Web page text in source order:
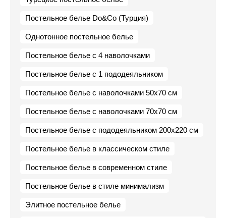
Постельное белье Do&Co (Турция)
Однотонное постельное белье
Постельное белье с 4 наволочками
Постельное белье с 1 пододеяльником
Постельное белье с наволочками 50х70 см
Постельное белье с наволочками 70х70 см
Постельное белье с пододеяльником 200х220 см
Постельное белье в классическом стиле
Постельное белье в современном стиле
Постельное белье в стиле минимализм
Элитное постельное белье